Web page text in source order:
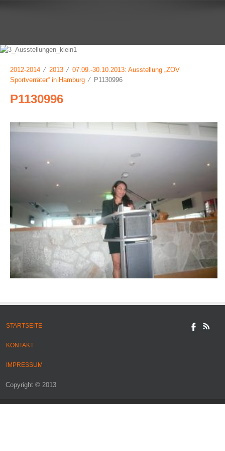
2012-2014 ⁄ 2013 ⁄ 07.09.-30.10.2013: Ausstellung „ZOV
Sportverräter“ in Hamburg ⁄ P1130996
P1130996
STARTSEITE
KONTAKT
IMPRESSUM
Copyright © 2013